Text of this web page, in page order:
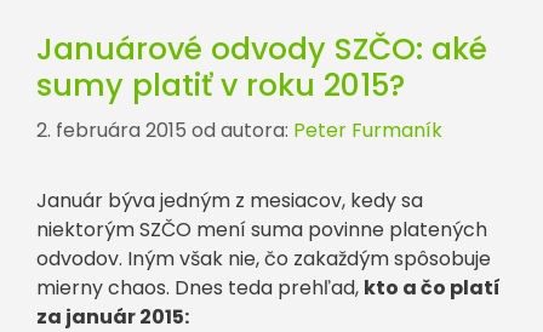
Januárové odvody SZČO: aké
sumy platiť v roku 2015?
2. februára 2015 od autora: Peter Furmaník
Január býva jedným z mesiacov, kedy sa
niektorým SZČO mení suma povinne platených
odvodov. Iným však nie, čo zakaždým spôsobuje
mierny chaos. Dnes teda prehľad, kto a čo platí
za január 2015: